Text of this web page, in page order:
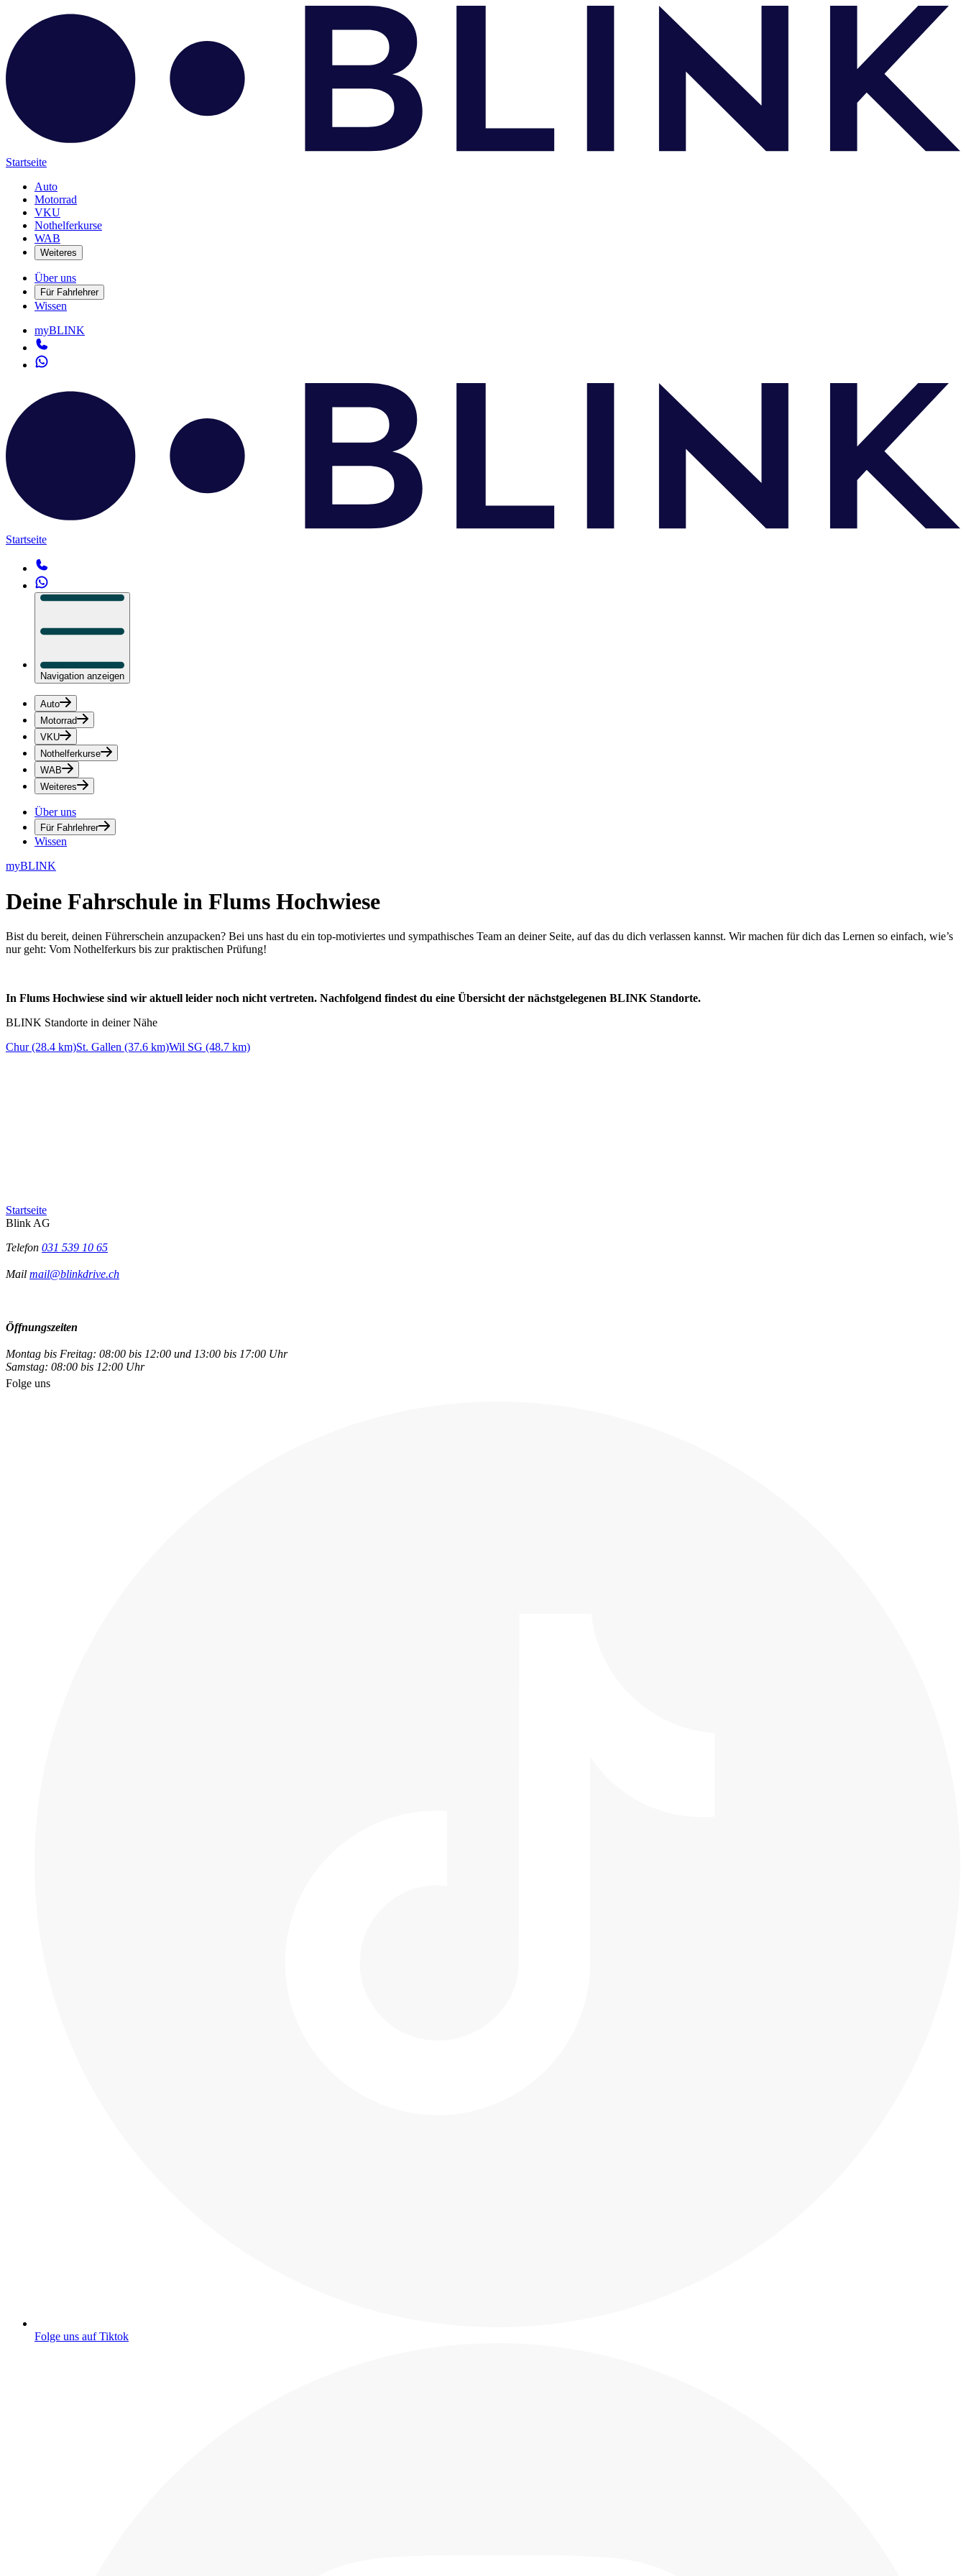
Startseite
Auto
Motorrad
VKU
Nothelferkurse
WAB
Weiteres
Über uns
Für Fahrlehrer
Wissen
myBLINK
Startseite
Navigation anzeigen
Auto
Motorrad
VKU
Nothelferkurse
WAB
Weiteres
Über uns
Für Fahrlehrer
Wissen
myBLINK
Deine Fahrschule in Flums Hochwiese
Bist du bereit, deinen Führerschein anzupacken? Bei uns hast du ein top-motiviertes und sympathisches Team an deiner Seite, auf das du dich verlassen kannst. Wir machen für dich das Lernen so einfach, wie’s
nur geht: Vom Nothelferkurs bis zur praktischen Prüfung!
In Flums Hochwiese sind wir aktuell leider noch nicht vertreten. Nachfolgend findest du eine Übersicht der nächstgelegenen BLINK Standorte.
BLINK Standorte in deiner Nähe
Chur (28.4 km)St. Gallen (37.6 km)Wil SG (48.7 km)
Startseite
Blink AG
Telefon 031 539 10 65
Mail mail@blinkdrive.ch
Öffnungszeiten
Montag bis Freitag: 08:00 bis 12:00 und 13:00 bis 17:00 Uhr
Samstag: 08:00 bis 12:00 Uhr
Folge uns
Folge uns auf Tiktok